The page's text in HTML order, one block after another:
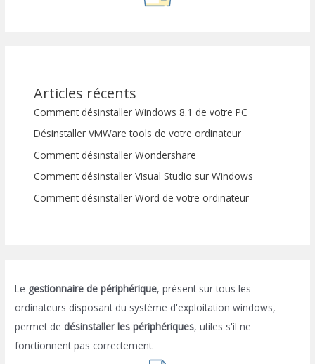
Articles récents
Comment désinstaller Windows 8.1 de votre PC
Désinstaller VMWare tools de votre ordinateur
Comment désinstaller Wondershare
Comment désinstaller Visual Studio sur Windows
Comment désinstaller Word de votre ordinateur
Le gestionnaire de périphérique, présent sur tous les
ordinateurs disposant du système d'exploitation windows,
permet de désinstaller les périphériques, utiles s'il ne
fonctionnent pas correctement.